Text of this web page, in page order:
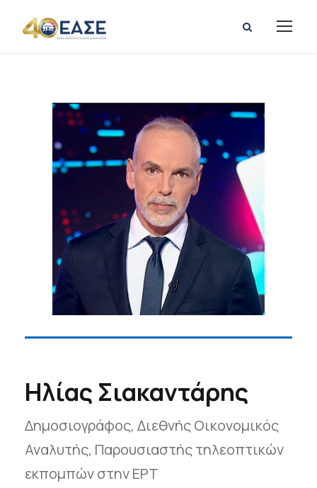
Ηλίας Σιακαντάρης
Δημοσιογράφος, Διεθνής Οικονομικός
Αναλυτής, Παρουσιαστής τηλεοπτικών
εκπομπών στην ΕΡΤ